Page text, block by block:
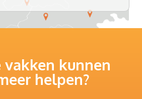
kunnen
helpen?